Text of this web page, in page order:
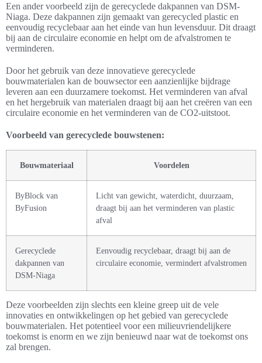
Een ander voorbeeld zijn de gerecyclede dakpannen van DSM-
Niaga. Deze dakpannen zijn gemaakt van gerecycled plastic en
eenvoudig recyclebaar aan het einde van hun levensduur. Dit draagt
bij aan de circulaire economie en helpt om de afvalstromen te
verminderen.
Door het gebruik van deze innovatieve gerecyclede
bouwmaterialen kan de bouwsector een aanzienlijke bijdrage
leveren aan een duurzamere toekomst. Het verminderen van afval
en het hergebruik van materialen draagt bij aan het creëren van een
circulaire economie en het verminderen van de CO2-uitstoot.
Voorbeeld van gerecyclede bouwstenen:
Bouwmateriaal Voordelen
ByBlock van
ByFusion
Licht van gewicht, waterdicht, duurzaam,
draagt bij aan het verminderen van plastic
afval
Gerecyclede
dakpannen van
DSM-Niaga
Eenvoudig recyclebaar, draagt bij aan de
circulaire economie, vermindert afvalstromen
Deze voorbeelden zijn slechts een kleine greep uit de vele
innovaties en ontwikkelingen op het gebied van gerecyclede
bouwmaterialen. Het potentieel voor een milieuvriendelijkere
toekomst is enorm en we zijn benieuwd naar wat de toekomst ons
zal brengen.